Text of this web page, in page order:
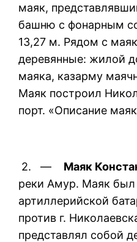
маяк,
башню с фонарным
13,27 м. Рядом с
деревянные: жилой
маяка, казарму
Маяк построил
порт. «Описание
2. — Маяк
реки Амур. Маяк был
артиллерийской
против г.
представлял собой